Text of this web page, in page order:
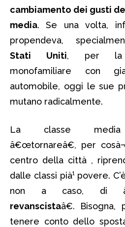
cambiamento dei gusti
media. Se una volta,
propendeva,
Stati Uniti, per la
monofamiliare con
automobile, oggi le sue
mutano radicalmente.
La classe
â€œtornareâ€, per
centro della città ,
dalle classi pià¹ povere.
non a caso, di
revanscistaâ€. Bisogna,
tenere conto dello